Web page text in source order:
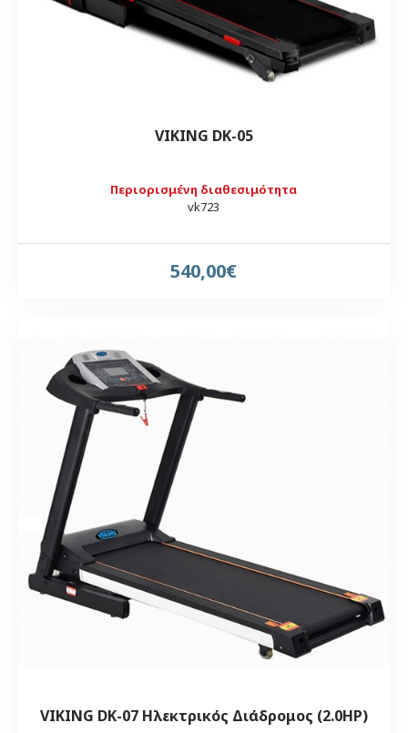
Περιορισμένη διαθεσιμότητα
vk723
VIKING DK-05
540,00€
VIKING DK-07 Ηλεκτρικός Διάδρομος (2.0HP)